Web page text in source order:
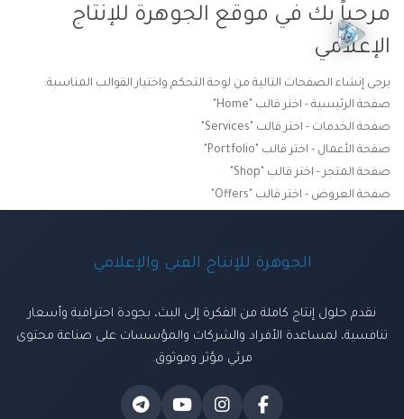
مرحباً بك في موقع الجوهرة للإنتاج
الإعلامي
يرجى إنشاء الصفحات التالية من لوحة التحكم واختيار القوالب المناسبة:
صفحة الرئيسية - اختر قالب "Home"
صفحة الخدمات - اختر قالب "Services"
صفحة الأعمال - اختر قالب "Portfolio"
صفحة المتجر - اختر قالب "Shop"
صفحة العروض - اختر قالب "Offers"
الجوهرة للإنتاج الفني والإعلامي
نقدم حلول إنتاج كاملة من الفكرة إلى البث، بجودة احترافية وأسعار
تنافسية، لمساعدة الأفراد والشركات والمؤسسات على صناعة محتوى
مرئي مؤثر وموثوق.